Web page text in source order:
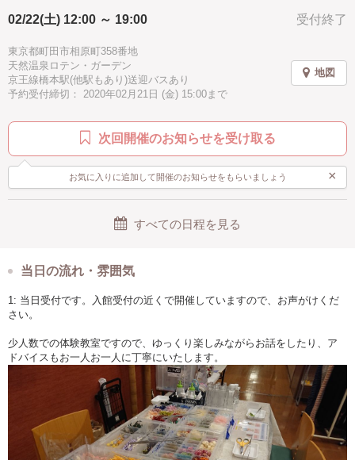
しております?
子供歓迎 親子で参加
お手頃 手ぶらOK
受付終了
02/22(土) 12:00 ～ 19:00
東京都町田市相原町358番地
天然温泉ロテン・ガーデン
京王線橋本駅(他駅もあり)送迎バスあり
予約受付締切： 2020年02月21日 (金) 15:00まで
地図
次回開催のお知らせを受け取る
お気に入りに追加して開催のお知らせをもらいましょう ×
すべての日程を見る
当日の流れ・雰囲気
1: 当日受付です。入館受付の近くで開催していますので、お声がけくだ
さい。
少人数での体験教室ですので、ゆっくり楽しみながらお話をしたり、ア
ドバイスもお一人お一人に丁寧にいたします。